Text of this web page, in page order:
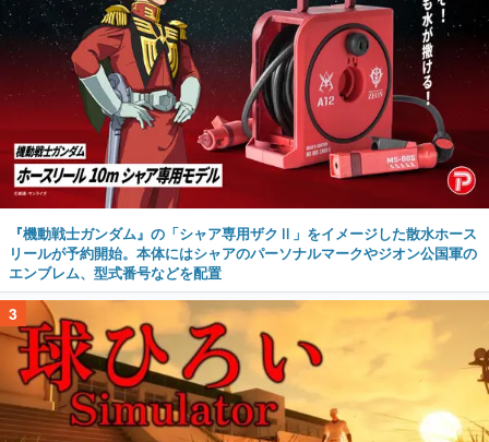
『機動戦士ガンダム』の「シャア専用ザクⅡ」をイメージした散水ホース
リールが予約開始。本体にはシャアのパーソナルマークやジオン公国軍の
エンブレム、型式番号などを配置
3